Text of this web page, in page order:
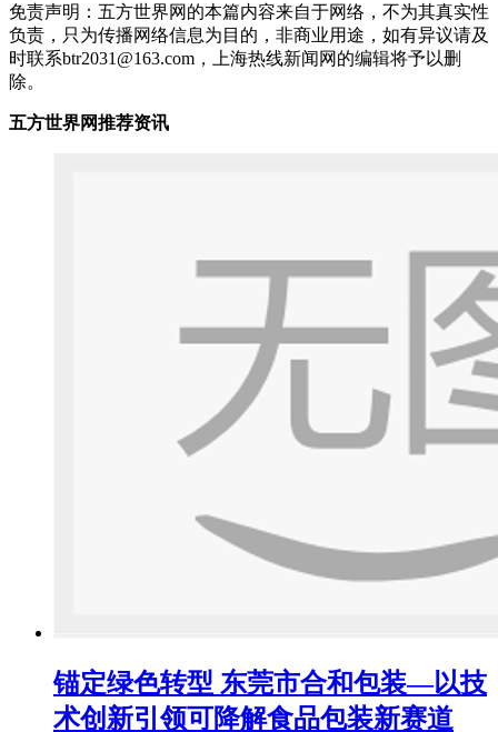
免责声明：五方世界网的本篇内容来自于网络，不为其真实性
负责，只为传播网络信息为目的，非商业用途，如有异议请及
时联系btr2031@163.com，上海热线新闻网的编辑将予以删
除。
五方世界网推荐资讯
锚定绿色转型 东莞市合和包装—以技
术创新引领可降解食品包装新赛道